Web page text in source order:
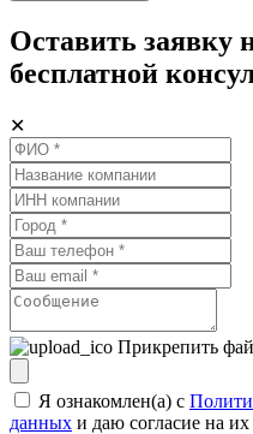
Оставить заявку
бесплатной
✕
Прикрепить
Я ознакомлен(а) с
данных и даю согласие на их